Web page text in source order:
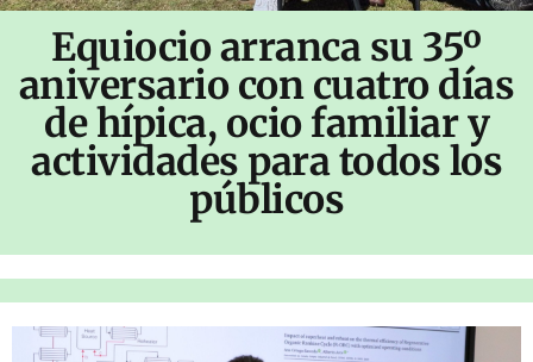
Equiocio arranca su 35º
aniversario con cuatro días
de hípica, ocio familiar y
actividades para todos los
públicos